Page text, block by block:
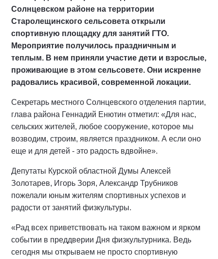
Солнцевском районе на территории
Старолещинского сельсовета открыли
спортивную площадку для занятий ГТО.
Мероприятие получилось праздничным и
теплым. В нем приняли участие дети и взрослые,
проживающие в этом сельсовете. Они искренне
радовались красивой, современной локации.
Секретарь местного Солнцевского отделения партии,
глава района Геннадий Енютин отметил: «Для нас,
сельских жителей, любое сооружение, которое мы
возводим, строим, является праздником. А если оно
еще и для детей - это радость вдвойне».
Депутаты Курской областной Думы Алексей
Золотарев, Игорь Зоря, Александр Трубников
пожелали юным жителям спортивных успехов и
радости от занятий физкультуры.
«Рад всех приветствовать на таком важном и ярком
событии в преддверии Дня физкультурника. Ведь
сегодня мы открываем не просто спортивную